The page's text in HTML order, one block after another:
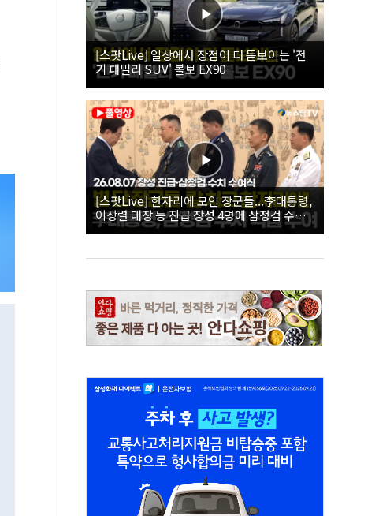
[스팟Live] 일상에서 장점이 더 돋보이는 '전
기 패밀리 SUV' 볼보 EX90
[스팟Live] 한자리에 모인 장군들...李대통령,
이상렬 대장 등 진급 장성 4명에 삼정검 수치
직접 수여｜26.08.07 장성 진급·삼정검 수치